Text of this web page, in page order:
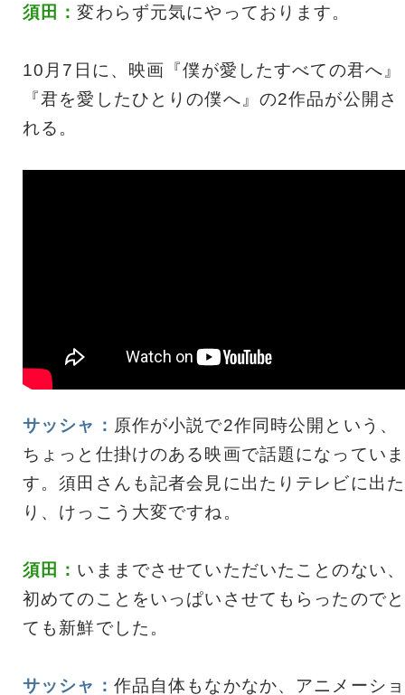
須田：変わらず元気にやっております。
10月7日に、映画『僕が愛したすべての君へ』
『君を愛したひとりの僕へ』の2作品が公開さ
れる。
サッシャ： 原作が小説で2作同時公開という、
ちょっと仕掛けのある映画で話題になっていま
す。須田さんも記者会見に出たりテレビに出た
り、けっこう大変ですね。
須田： いままでさせていただいたことのない、
初めてのことをいっぱいさせてもらったのでと
ても新鮮でした。
サッシャ： 作品自体もなかなか、アニメーショ